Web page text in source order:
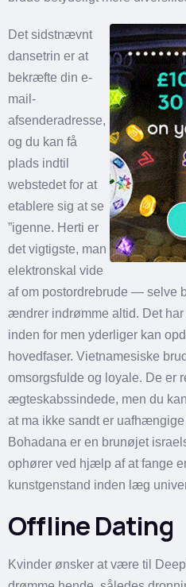
Det sidstnævnt
dansetrin er at
bekræfte din e-
mail-
afsenderadresse,
og du kan få
plads indtil
webstedet for at
etablere sig at se
”igenne. Herti er
det vigtigste, man
elektronskal vide
af om postordrebrude — selve
ændrer indrømme altid. Det
inden for men yderliger kan
hovedfaser. Vietnamesiske
omsorgsfulde og loyale. De er
ægteskabssindede, men du
at ma ikke sandt er
Bohadana er en brunøjet
ophører ved hjælp af at fange
kunstgenstand inden læg
Offline Dating
Kvinder ønsker at være til